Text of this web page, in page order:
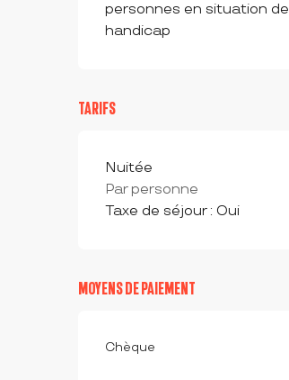
personnes en situation de
handicap
TARIFS
Tarifs 2026
Nuitée
Par personne
Taxe de séjour : Oui
MOYENS DE PAIEMENT
Chèque